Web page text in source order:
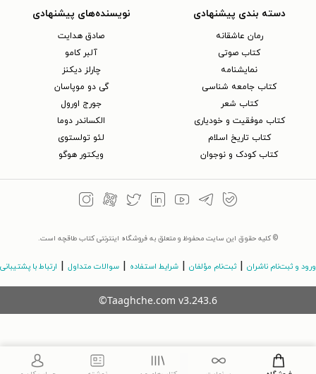
دسته بندی پیشنهادی
رمان عاشقانه
کتاب‌ صوتی
نمایشنامه
کتاب جامعه شناسی
کتاب شعر
کتاب موفقیت و خودیاری
کتاب تاریخ اسلام
کتاب کودک و نوجوان
نویسنده‌های پیشنهادی
صادق هدایت
آلبر کامو
چارلز دیکنز
گی دو موپاسان
جورج اورول
الکساندر دوما
لئو تولستوی
ویکتور هوگو
© کلیه حقوق این سایت محفوظ و متعلق به فروشگاه اینترنتی کتاب طاقچه است.
ورود و ثبت‌نام ناشران | ثبت‌نام مؤلفان | شرایط استفاده | سوالات متداول | ارتباط با پشتیبانی
©Taaghche.com v3.243.6